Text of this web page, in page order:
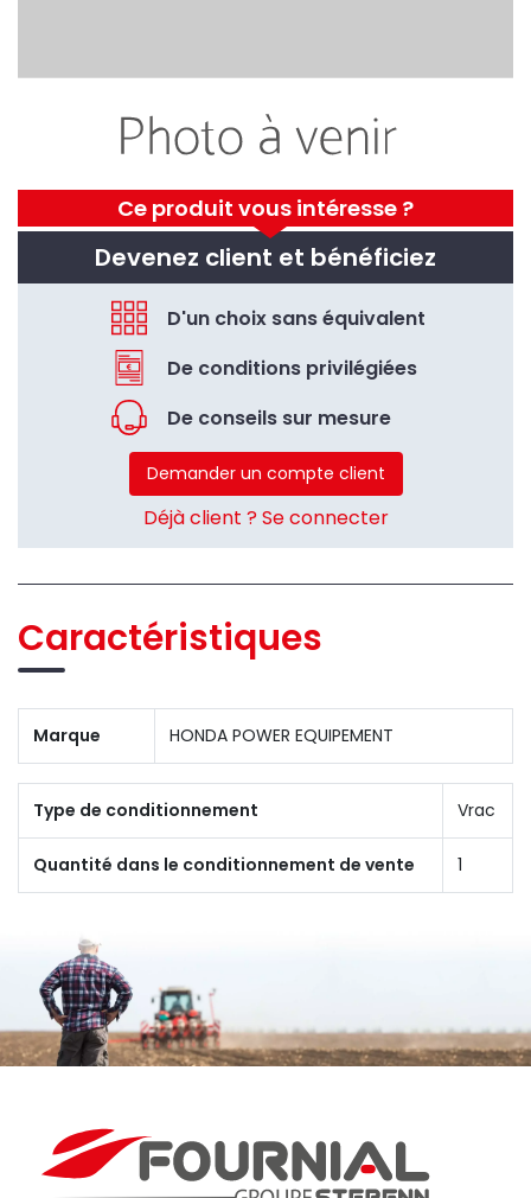
Ce produit vous intéresse ?
Devenez client et bénéficiez
D'un choix sans équivalent
De conditions privilégiées
De conseils sur mesure
Demander un compte client
Déjà client ? Se connecter
Caractéristiques
Marque HONDA POWER EQUIPEMENT
Type de conditionnement Vrac
Quantité dans le conditionnement de vente 1